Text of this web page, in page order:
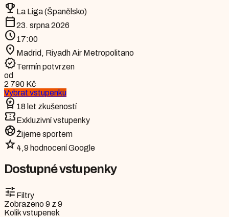
emoji_events La Liga (Španělsko)
calendar_today23. srpna 2026
schedule17:00
location_on Madrid , Riyadh Air Metropolitano
verifiedTermín potvrzen
od
2 790 Kč
Vybrat vstupenku
workspace_premium 18 let zkušeností
confirmation_numberExkluzivní vstupenky
sports_soccerŽijeme sportem
star4,9 hodnocení Google
Dostupné vstupenky
tune Filtry
Zobrazeno9 z 9
Kolik vstupenek